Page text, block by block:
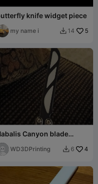
knife widget piece
my name i  14 5
Canyon blade
WD3DPrinting  6 4